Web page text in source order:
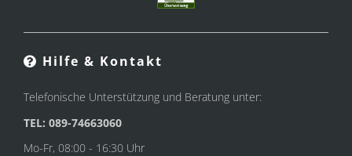
Hilfe & Kontakt
Telefonische Unterstützung und Beratung unter:
TEL: 089-74663060
Mo-Fr, 08:00 - 16:30 Uhr